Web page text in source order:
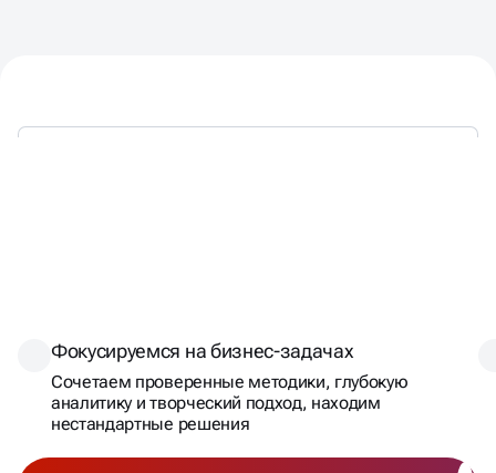
КОТОРЫЙ СТАНЕТКЛЮЧОМ К
УСПЕХУ!
Фокусируемся на бизнес-задачах
Сочетаем проверенные методики, глубокую
аналитику и творческий подход, находим
нестандартные решения